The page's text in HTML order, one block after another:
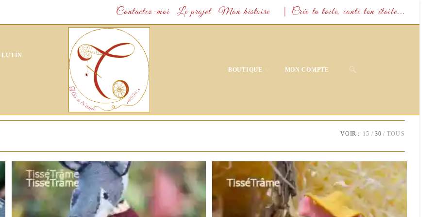
Contactez-moi Le projet Mon histoire | Crée ta toile, conte ton étoile...
LUTIN
BOUTIQUE MON COMPTE TOGGLE
VOIR : 15 30 TOUS